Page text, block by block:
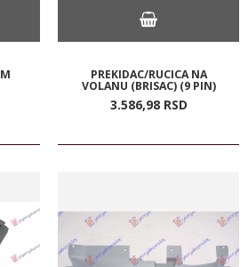
PREKIDAC/RUCICA NA
VOLANU (BRISAC) (9 PIN)
3.586,98 RSD